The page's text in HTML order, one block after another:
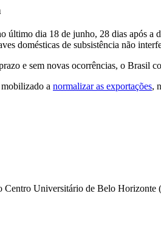
último dia 18 de junho, 28 dias após a
domésticas de subsistência não
e sem novas ocorrências, o Brasil
a normalizar as exportações,
Centro Universitário de Belo